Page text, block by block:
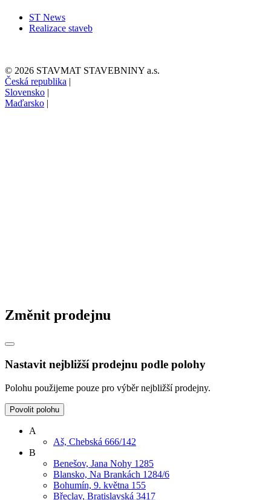
ST News
Realizace staveb
© 2026 STAVMAT STAVEBNINY a.s.
Česká republika |
Slovensko |
Maďarsko |
Změnit prodejnu
Nastavit nejbližší prodejnu podle polohy
Polohu použijeme pouze pro výběr nejbližší prodejny.
Povolit polohu
A
Aš, Chebská 666/142
B
Benešov, Jana Nohy 1285
Blansko, Na Brankách 1284/6
Bohumín, 9. května 155
Břeclav, Bratislavská 3417